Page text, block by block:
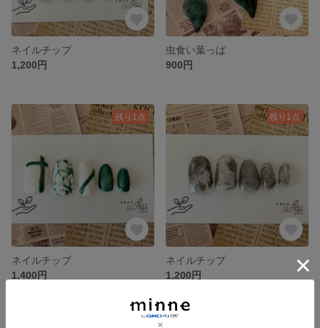
ネイルチップ
1,200円
虫食い葉っぱ
900円
残り1点
ネイルチップ
1,400円
残り1点
ネイルチップ
1,200円